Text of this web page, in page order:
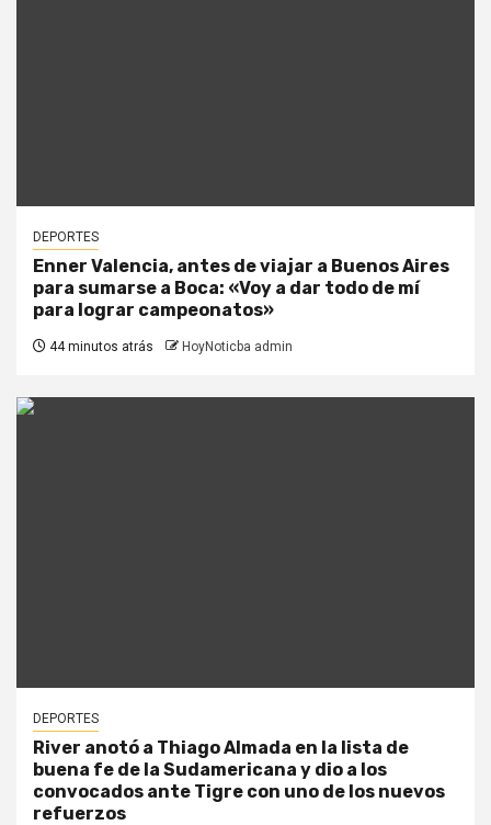
DEPORTES
Enner Valencia, antes de viajar a Buenos Aires
para sumarse a Boca: «Voy a dar todo de mí
para lograr campeonatos»
44 minutos atrás HoyNoticba admin
DEPORTES
River anotó a Thiago Almada en la lista de
buena fe de la Sudamericana y dio a los
convocados ante Tigre con uno de los nuevos
refuerzos